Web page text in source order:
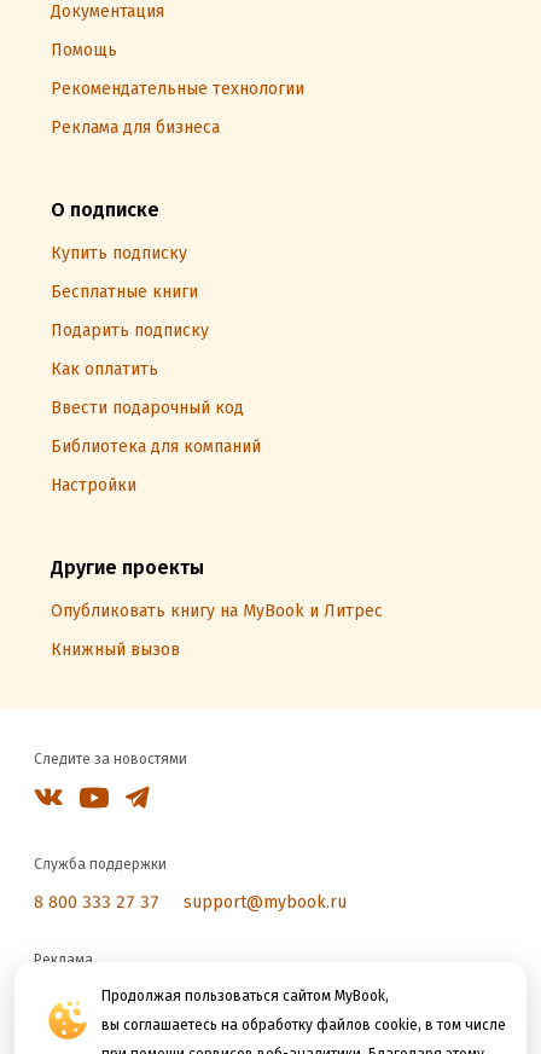
Продолжая пользоваться сайтом MyBook,
вы соглашаетесь на обработку файлов cookie, в том числе
Документация
Помощь
Рекомендательные технологии
Реклама для бизнеса
О подписке
Купить подписку
Бесплатные книги
Подарить подписку
Как оплатить
Ввести подарочный код
Библиотека для компаний
Настройки
Другие проекты
Опубликовать книгу на MyBook и Литрес
Книжный вызов
Следите за новостями
Служба поддержки
8 800 333 27 37 support@mybook.ru
Реклама
reklama@litres.ru